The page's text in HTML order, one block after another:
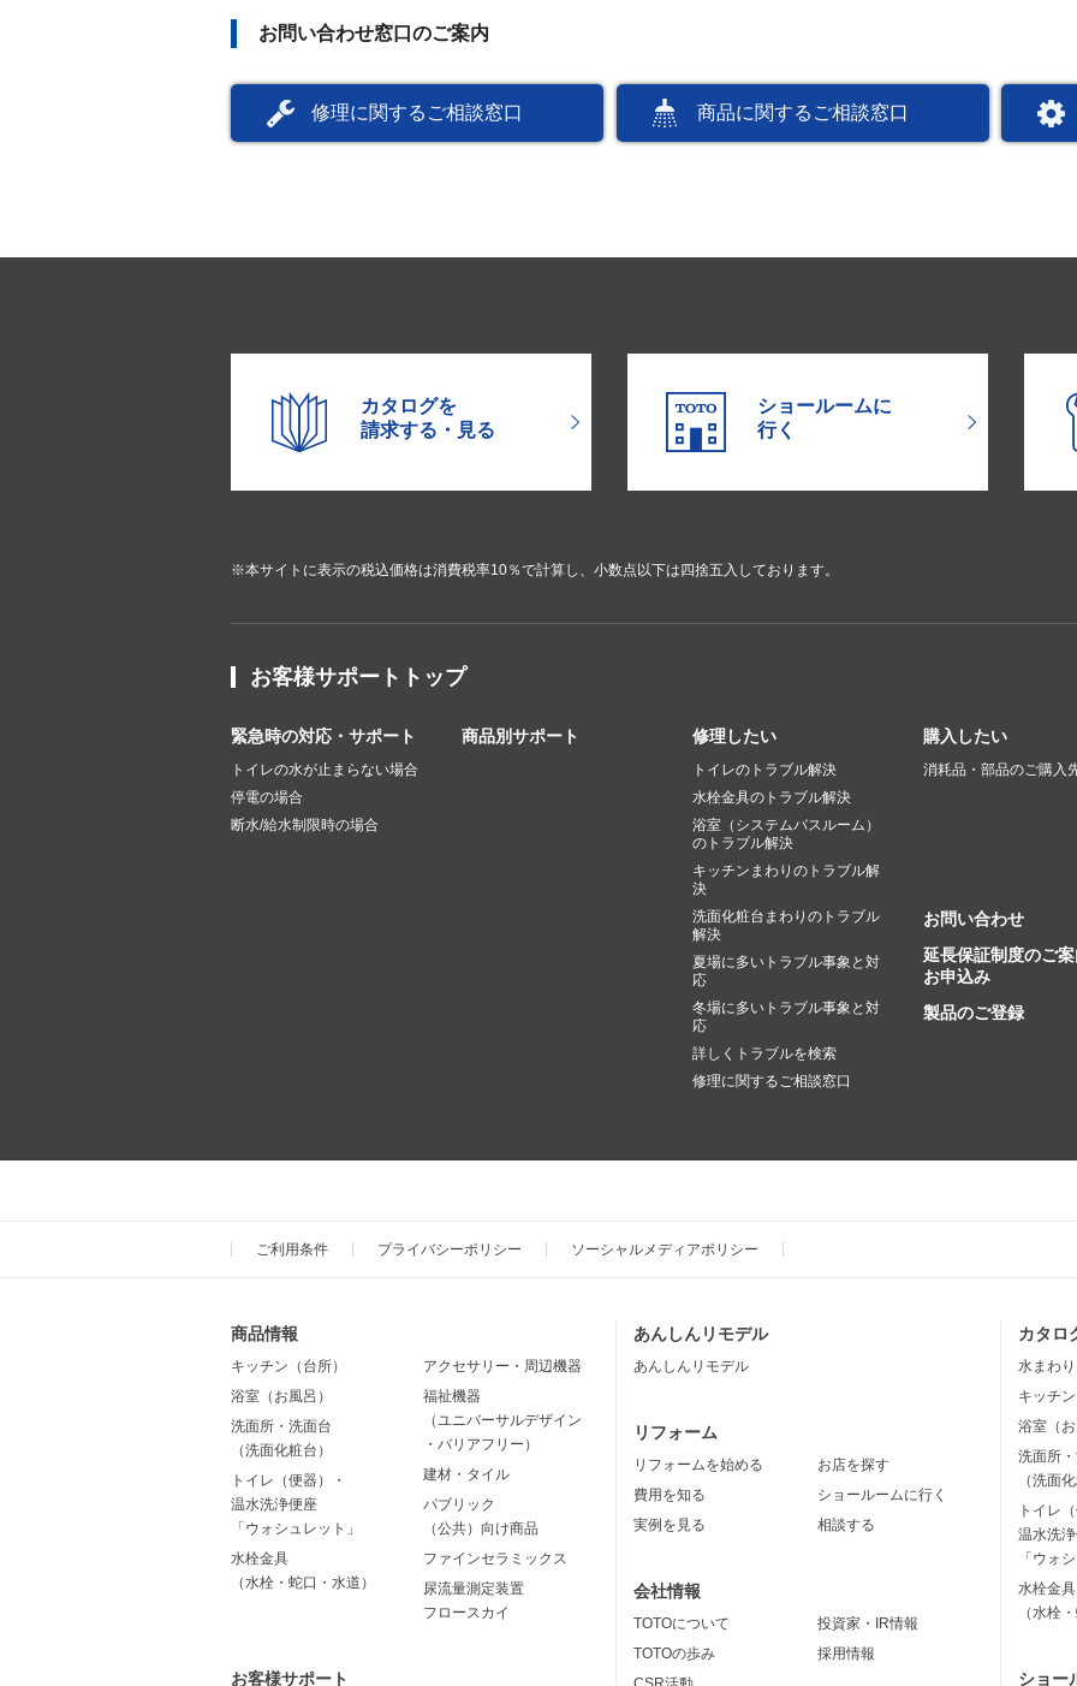
お問い合わせ窓口のご案内
修理に関するご相談窓口 商品に関するご相談窓口
カタログを
請求する・見る
ショールームに
行く
※本サイトに表示の税込価格は消費税率10％で計算し、小数点以下は四捨五入しております。
お客様サポートトップ
緊急時の対応・サポート
トイレの水が止まらない場合
停電の場合
断水/給水制限時の場合
商品別サポート 修理したい
トイレのトラブル解決
水栓金具のトラブル解決
浴室（システムバスルーム）
のトラブル解決
キッチンまわりのトラブル解
決
洗面化粧台まわりのトラブル
解決
夏場に多いトラブル事象と対
応
冬場に多いトラブル事象と対
応
詳しくトラブルを検索
修理に関するご相談窓口
購入したい
消耗品・部品のご購入
お問い合わせ
延長保証制度のご
お申込み
製品のご登録
ご利用条件 プライバシーポリシー ソーシャルメディアポリシー
商品情報
キッチン（台所）
浴室（お風呂）
洗面所・洗面台
（洗面化粧台）
トイレ（便器）・
温水洗浄便座
「ウォシュレット」
水栓金具
（水栓・蛇口・水道）
アクセサリー・周辺機器
福祉機器
（ユニバーサルデザイン
・バリアフリー）
建材・タイル
パブリック
（公共）向け商品
ファインセラミックス
尿流量測定装置
フロースカイ
お客様サポート
あんしんリモデル
あんしんリモデル
リフォーム
リフォームを始める
費用を知る
実例を見る
お店を探す
ショールームに行く
相談する
会社情報
TOTOについて
TOTOの歩み
投資家・IR情報
採用情報
カタロ
水まわ
キッチ
浴室（
洗面所
（洗面
トイレ
温水洗
「ウォ
水栓金具
（水栓
ショー